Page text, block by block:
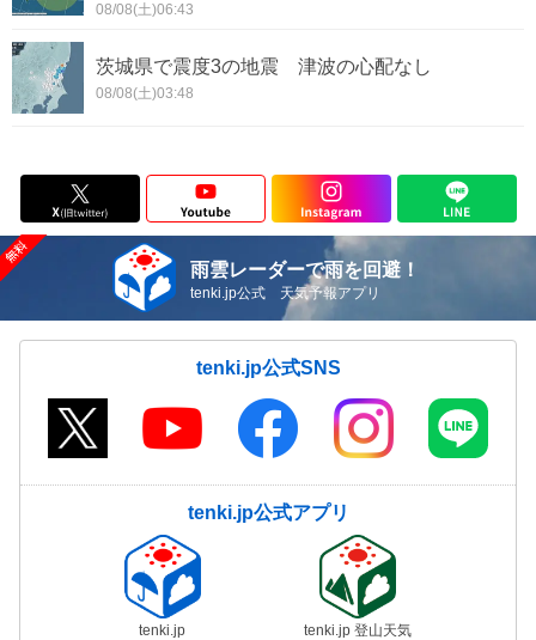
08/08(土)06:43
茨城県で震度3の地震 津波の心配なし
08/08(土)03:48
雨雲レーダーで雨を回避！
tenki.jp公式 天気予報アプリ
tenki.jp公式SNS
tenki.jp公式アプリ
tenki.jp tenki.jp 登山天気